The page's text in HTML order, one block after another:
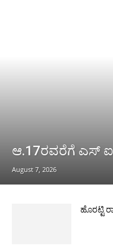
ಆ.17ರವರೆಗೆ ಎಸ್
August 7, 2026
ಹೊರಟ್ಟಿ